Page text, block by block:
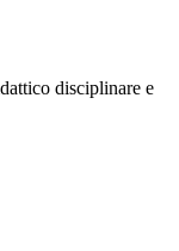
disciplinare e